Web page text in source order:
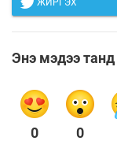
ЖИРГЭХ
Энэ мэдээ
0 0